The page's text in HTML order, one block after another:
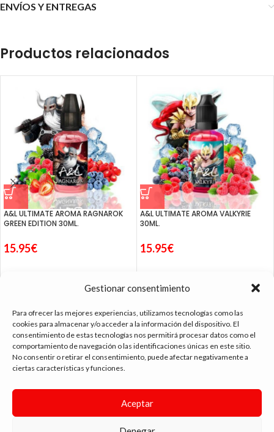
Gestionar consentimiento
Para ofrecer las mejores experiencias, utilizamos tecnologías como las
cookies para almacenar y/o acceder a la información del dispositivo. El
consentimiento de estas tecnologías nos permitirá procesar datos como el
comportamiento de navegación o las identificaciones únicas en este sitio.
No consentir o retirar el consentimiento, puede afectar negativamente a
ciertas características y funciones.
Aceptar
ENVÍOS Y ENTREGAS
Productos relacionados
A&L ULTIMATE AROMA RAGNAROK
GREEN EDITION 30ML.
15.95€
A&L ULTIMATE AROMA VALKYRIE
30ML.
15.95€
tienda vapeo málaga